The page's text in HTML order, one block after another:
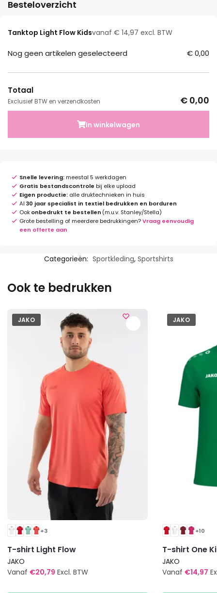
Besteloverzicht
Tanktop Light Flow Kidsvanaf € 14,97 excl. BTW
Nog geen artikelen geselecteerd € 0,00
Totaal
Exclusief BTW en verzendkosten € 0,00
In winkelwagen
Snelle levering:meestal 5 werkdagen
Gratis bestandscontrole bij elke upload
Eigen productie: alle druktechnieken in huis
Al 30 jaar specialist in textiel bedrukken en borduren
Ookonbedrukt te bestellen (m.u.v. Stanley/Stella)
Grote bestelling of meerdere bedrukkingen?Vraag eenvoudig
een offerte aan
Categorieën: Sportkleding, Sportshirts
Ook te bedrukken
JAKO
+3
T-shirt Light Flow
JAKO
Vanaf €20,79 Excl. BTW
JAKO
+10
T-shirt One
JAKO
Vanaf €14,97